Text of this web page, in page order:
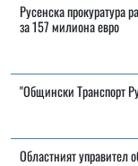
Русенска прокуратура
за 157 милиона евро
"Общински Транспорт
Областният управител